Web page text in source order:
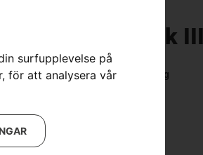
surfupplevelse på
för att analysera vår
T540 XP® Mark III
Motorsågar,Motorsågar
Skog